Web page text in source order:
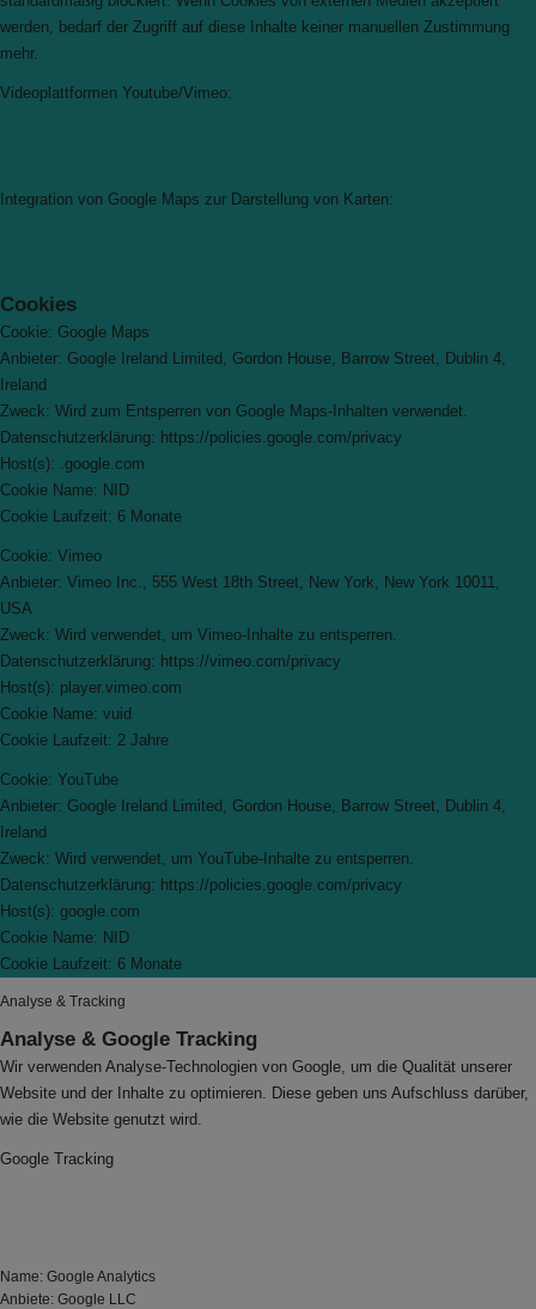
werden, bedarf der Zugriff auf diese Inhalte keiner manuellen Zustimmung
mehr.
Videoplattformen Youtube/Vimeo:
Integration von Google Maps zur Darstellung von Karten:
Cookies
Cookie: Google Maps
Anbieter: Google Ireland Limited, Gordon House, Barrow Street, Dublin 4,
Ireland
Zweck: Wird zum Entsperren von Google Maps-Inhalten verwendet.
Datenschutzerklärung: https://policies.google.com/privacy
Host(s): .google.com
Cookie Name: NID
Cookie Laufzeit: 6 Monate
Cookie: Vimeo
Anbieter: Vimeo Inc., 555 West 18th Street, New York, New York 10011,
USA
Zweck: Wird verwendet, um Vimeo-Inhalte zu entsperren.
Datenschutzerklärung: https://vimeo.com/privacy
Host(s): player.vimeo.com
Cookie Name: vuid
Cookie Laufzeit: 2 Jahre
Cookie: YouTube
Anbieter: Google Ireland Limited, Gordon House, Barrow Street, Dublin 4,
Ireland
Zweck: Wird verwendet, um YouTube-Inhalte zu entsperren.
Datenschutzerklärung: https://policies.google.com/privacy
Host(s): google.com
Cookie Name: NID
Cookie Laufzeit: 6 Monate
Analyse & Tracking
Analyse & Google Tracking
Wir verwenden Analyse-Technologien von Google, um die Qualität unserer
Website und der Inhalte zu optimieren. Diese geben uns Aufschluss darüber,
wie die Website genutzt wird.
Google Tracking
Name: Google Analytics
Anbiete: Google LLC